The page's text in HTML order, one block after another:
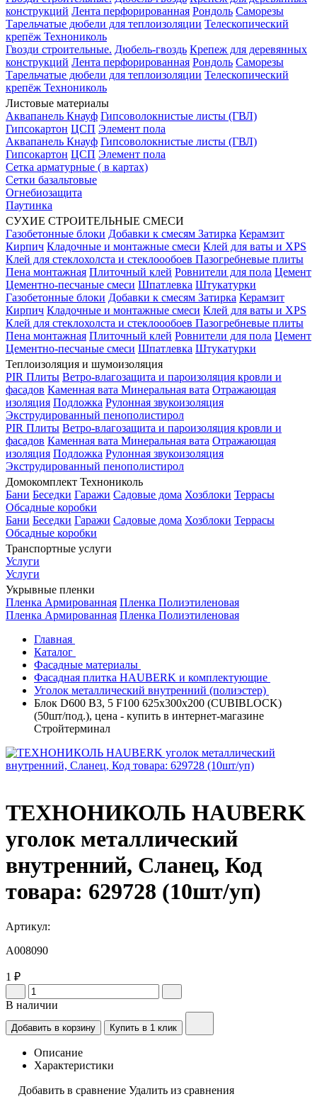
конструкций Лента перфорированная Рондоль Саморезы
Тарельчатые дюбели для теплоизоляции Телескопический
крепёж Технониколь
Гвозди строительные. Дюбель-гвоздь Крепеж для деревянных
конструкций Лента перфорированная Рондоль Саморезы
Тарельчатые дюбели для теплоизоляции Телескопический
крепёж Технониколь
Листовые материалы
Аквапанель Кнауф Гипсоволокнистые листы (ГВЛ)
Гипсокартон ЦСП Элемент пола
Аквапанель Кнауф Гипсоволокнистые листы (ГВЛ)
Гипсокартон ЦСП Элемент пола
Сетка арматурные ( в картах)
Сетки базальтовые
Огнебиозащита
Паутинка
СУХИЕ СТРОИТЕЛЬНЫЕ СМЕСИ
Газобетонные блоки Добавки к смесям Затирка Керамзит
Кирпич Кладочные и монтажные смеси Клей для ваты и XPS
Клей для стеклохолста и стеклоообоев Пазогребневые плиты
Пена монтажная Плиточный клей Ровнители для пола Цемент
Цементно-песчаные смеси Шпатлевка Штукатурки
Газобетонные блоки Добавки к смесям Затирка Керамзит
Кирпич Кладочные и монтажные смеси Клей для ваты и XPS
Клей для стеклохолста и стеклоообоев Пазогребневые плиты
Пена монтажная Плиточный клей Ровнители для пола Цемент
Цементно-песчаные смеси Шпатлевка Штукатурки
Теплоизоляция и шумоизоляция
PIR Плиты Ветро-влагозащита и пароизоляция кровли и
фасадов Каменная вата Минеральная вата Отражающая
изоляция Подложка Рулонная звукоизоляция
Экструдированный пенополистирол
PIR Плиты Ветро-влагозащита и пароизоляция кровли и
фасадов Каменная вата Минеральная вата Отражающая
изоляция Подложка Рулонная звукоизоляция
Экструдированный пенополистирол
Домокомплект Технониколь
Бани Беседки Гаражи Садовые дома Хозблоки Террасы
Обсадные коробки
Бани Беседки Гаражи Садовые дома Хозблоки Террасы
Обсадные коробки
Транспортные услуги
Услуги
Услуги
Укрывные пленки
Пленка Армированная Пленка Полиэтиленовая
Пленка Армированная Пленка Полиэтиленовая
Главная
Каталог
Фасадные материалы
Фасадная плитка HAUBERK и комплектующие
Уголок металлический внутренний (полиэстер)
Блок D600 B3, 5 F100 625x300x200 (CUBIBLOCK)
(50шт/под.), цена - купить в интернет-магазине
Стройтерминал
ТЕХНОНИКОЛЬ HAUBERK
уголок металлический
внутренний, Сланец, Код
товара: 629728 (10шт/уп)
Артикул:
A008090
1 ₽
В наличии
Добавить в корзину Купить в 1 клик
Описание
Характеристики
Добавить в сравнение Удалить из сравнения